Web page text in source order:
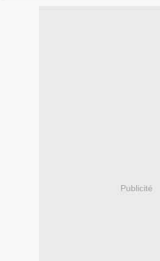
Publicité